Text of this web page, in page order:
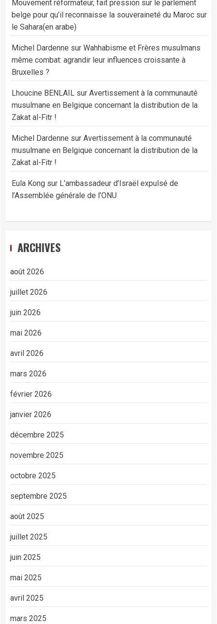
Mouvement réformateur, fait pression sur le parlement
belge pour qu’il reconnaisse la souveraineté du Maroc sur
le Sahara(en arabe)
Michel Dardenne sur Wahhabisme et Frères musulmans
même combat: agrandir leur influences croissante à
Bruxelles ?
Lhoucine BENLAIL sur Avertissement à la communauté
musulmane en Belgique concernant la distribution de la
Zakat al-Fitr !
Michel Dardenne sur Avertissement à la communauté
musulmane en Belgique concernant la distribution de la
Zakat al-Fitr !
Eula Kong sur L’ambassadeur d’Israël expulsé de
l’Assemblée générale de l’ONU
ARCHIVES
août 2026
juillet 2026
juin 2026
mai 2026
avril 2026
mars 2026
février 2026
janvier 2026
décembre 2025
novembre 2025
octobre 2025
septembre 2025
août 2025
juillet 2025
juin 2025
mai 2025
avril 2025
mars 2025